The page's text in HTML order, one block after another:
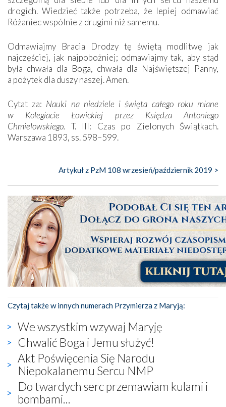
drogich. Wiedzieć także potrzeba, że lepiej odmawiać
Różaniec wspólnie z drugimi niż samemu.
Odmawiajmy Bracia Drodzy tę świętą modlitwę jak
najczęściej, jak najpobożniej; odmawiajmy tak, aby stąd
była chwała dla Boga, chwała dla Najświętszej Panny,
a pożytek dla duszy naszej. Amen.
Cytat za: Nauki na niedziele i święta całego roku miane
w Kolegiacie Łowickiej przez Księdza Antoniego
Chmielowskiego. T. III: Czas po Zielonych Świątkach.
Warszawa 1893, ss. 598–599.
Artykuł z PzM 108 wrzesień/październik 2019 >
Czytaj także w innych numerach Przymierza z Maryją:
We wszystkim wzywaj Maryję
Chwalić Boga i Jemu służyć!
Akt Poświęcenia Się Narodu
Niepokalanemu Sercu NMP
Do twardych serc przemawiam kulami i
bombami...